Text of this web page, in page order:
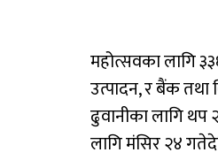
महोत्सवका लागि
उत्पादन, र बैंक
ढुवानीका लागि
लागि मंसिर २४